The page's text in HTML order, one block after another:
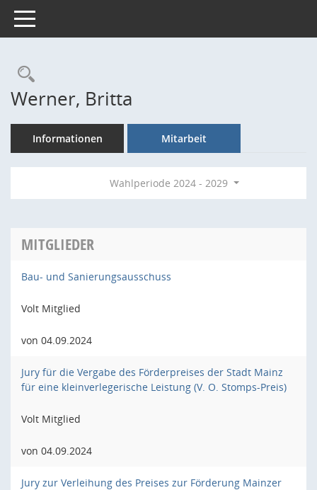
Toggle navigation
Rechercheauswahl
Werner, Britta
Informationen Mitarbeit
Wahlperiode 2024 - 2029
MITGLIEDER
Bau- und Sanierungsausschuss
Volt Mitglied
von 04.09.2024
Jury für die Vergabe des Förderpreises der Stadt Mainz
für eine kleinverlegerische Leistung (V. O. Stomps-Preis)
Volt Mitglied
von 04.09.2024
Jury zur Verleihung des Preises zur Förderung Mainzer